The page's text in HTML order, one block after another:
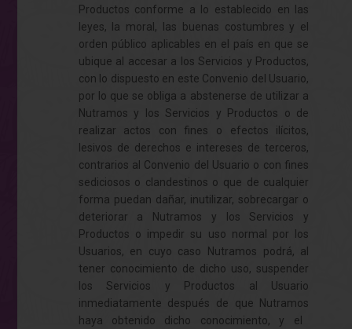
Productos conforme a lo establecido en las
leyes, la moral, las buenas costumbres y el
orden público aplicables en el país en que se
ubique al accesar a los Servicios y Productos,
con lo dispuesto en este Convenio del Usuario,
por lo que se obliga a abstenerse de utilizar a
Nutramos y los Servicios y Productos o de
realizar actos con fines o efectos ilícitos,
lesivos de derechos e intereses de terceros,
contrarios al Convenio del Usuario o con fines
sediciosos o clandestinos o que de cualquier
forma puedan dañar, inutilizar, sobrecargar o
deteriorar a
Nutramos y los Servicios y
Productos o impedir su uso normal por los
Usuarios, en cuyo caso
Nutramos podrá, al
tener conocimiento de dicho uso, suspender
los Servicios y Productos al Usuario
inmediatamente después de que
Nutramos
haya obtenido dicho conocimiento, y el